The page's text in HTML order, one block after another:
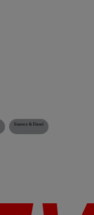
Essence & Diesel